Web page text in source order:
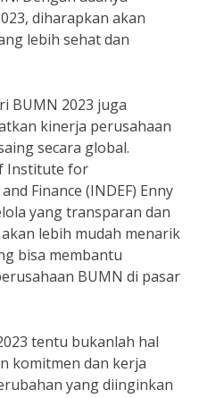
diharapkan akan
lebih sehat dan
BUMN 2023 juga
kinerja perusahaan
secara global.
Institute for
Finance (INDEF) Enny
yang transparan dan
lebih mudah menarik
bisa membantu
BUMN di pasar
tentu bukanlah hal
komitmen dan kerja
yang diinginkan